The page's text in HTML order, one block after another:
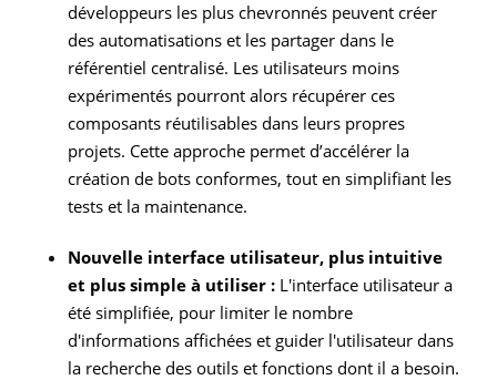
développeurs les plus chevronnés peuvent créer
des automatisations et les partager dans le
référentiel centralisé. Les utilisateurs moins
expérimentés pourront alors récupérer ces
composants réutilisables dans leurs propres
projets. Cette approche permet d’accélérer la
création de bots conformes, tout en simplifiant les
tests et la maintenance.
Nouvelle interface utilisateur, plus intuitive
et plus simple à utiliser : L'interface utilisateur a
été simplifiée, pour limiter le nombre
d'informations affichées et guider l'utilisateur dans
la recherche des outils et fonctions dont il a besoin.